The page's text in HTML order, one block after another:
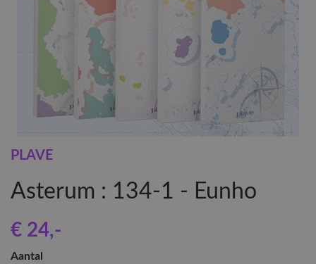
PLAVE
Asterum : 134-1 - Eunho
€ 24,-
Aantal